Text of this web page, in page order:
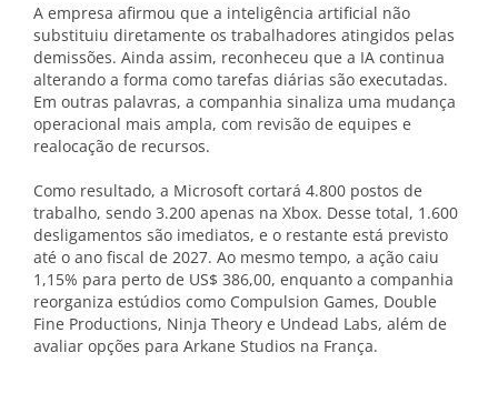
A empresa afirmou que a inteligência artificial não
substituiu diretamente os trabalhadores atingidos pelas
demissões. Ainda assim, reconheceu que a IA continua
alterando a forma como tarefas diárias são executadas.
Em outras palavras, a companhia sinaliza uma mudança
operacional mais ampla, com revisão de equipes e
realocação de recursos.
Como resultado, a Microsoft cortará 4.800 postos de
trabalho, sendo 3.200 apenas na Xbox. Desse total, 1.600
desligamentos são imediatos, e o restante está previsto
até o ano fiscal de 2027. Ao mesmo tempo, a ação caiu
1,15% para perto de US$ 386,00, enquanto a companhia
reorganiza estúdios como Compulsion Games, Double
Fine Productions, Ninja Theory e Undead Labs, além de
avaliar opções para Arkane Studios na França.